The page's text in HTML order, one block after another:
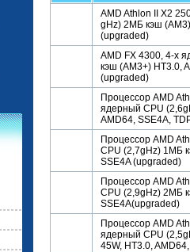
AMD Athlon II X2
gHz) 2МБ кэш
(upgraded)
AMD FX 4300, 4-х
кэш (AM3+) HT3.0,
(upgraded)
Процессор AMD
ядерный CPU
AMD64, SSE4A,
Процессор AMD
CPU (2,7gHz) 1МБ
SSE4A (upgraded)
Процессор AMD
CPU (2,9gHz) 2МБ
SSE4A(upgraded)
Процессор AMD
ядерный CPU
45W, HT3.0,